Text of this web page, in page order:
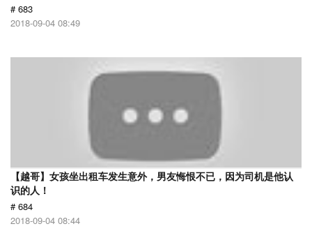
# 683
2018-09-04 08:49
【越哥】女孩坐出租车发生意外，男友悔恨不已，因为司机是他认
识的人！
# 684
2018-09-04 08:44